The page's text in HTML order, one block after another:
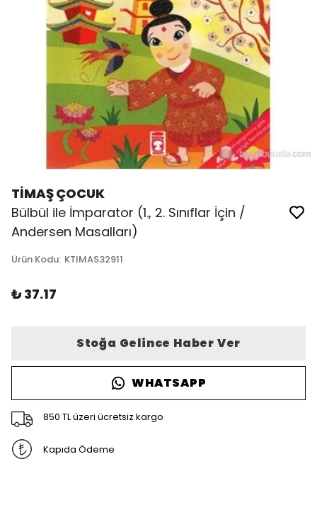
TİMAŞ ÇOCUK
Bülbül ile İmparator (1., 2. Sınıflar İçin /
Andersen Masalları)
Ürün Kodu: KTIMAS32911
₺ 37.17
Stoğa Gelince Haber Ver
WHATSAPP
850 TL üzeri ücretsiz kargo
Kapıda Ödeme